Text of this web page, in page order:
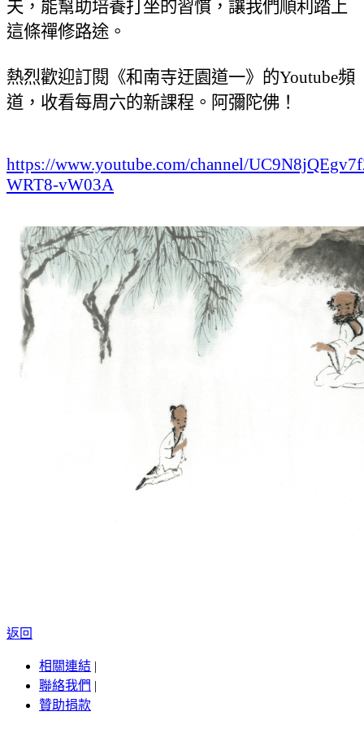
夫，能幫助培養打坐的習慣，讓我們順利踏上
這條禪修路途。
熱烈歡迎訂閱《和南寺迂園道一》的Youtube頻
道，收看每周六的新課程。阿彌陀佛！
https://www.youtube.com/channel/
WRT8-vW03A
返回
相關連結 |
聯絡我們 |
贊助捐款